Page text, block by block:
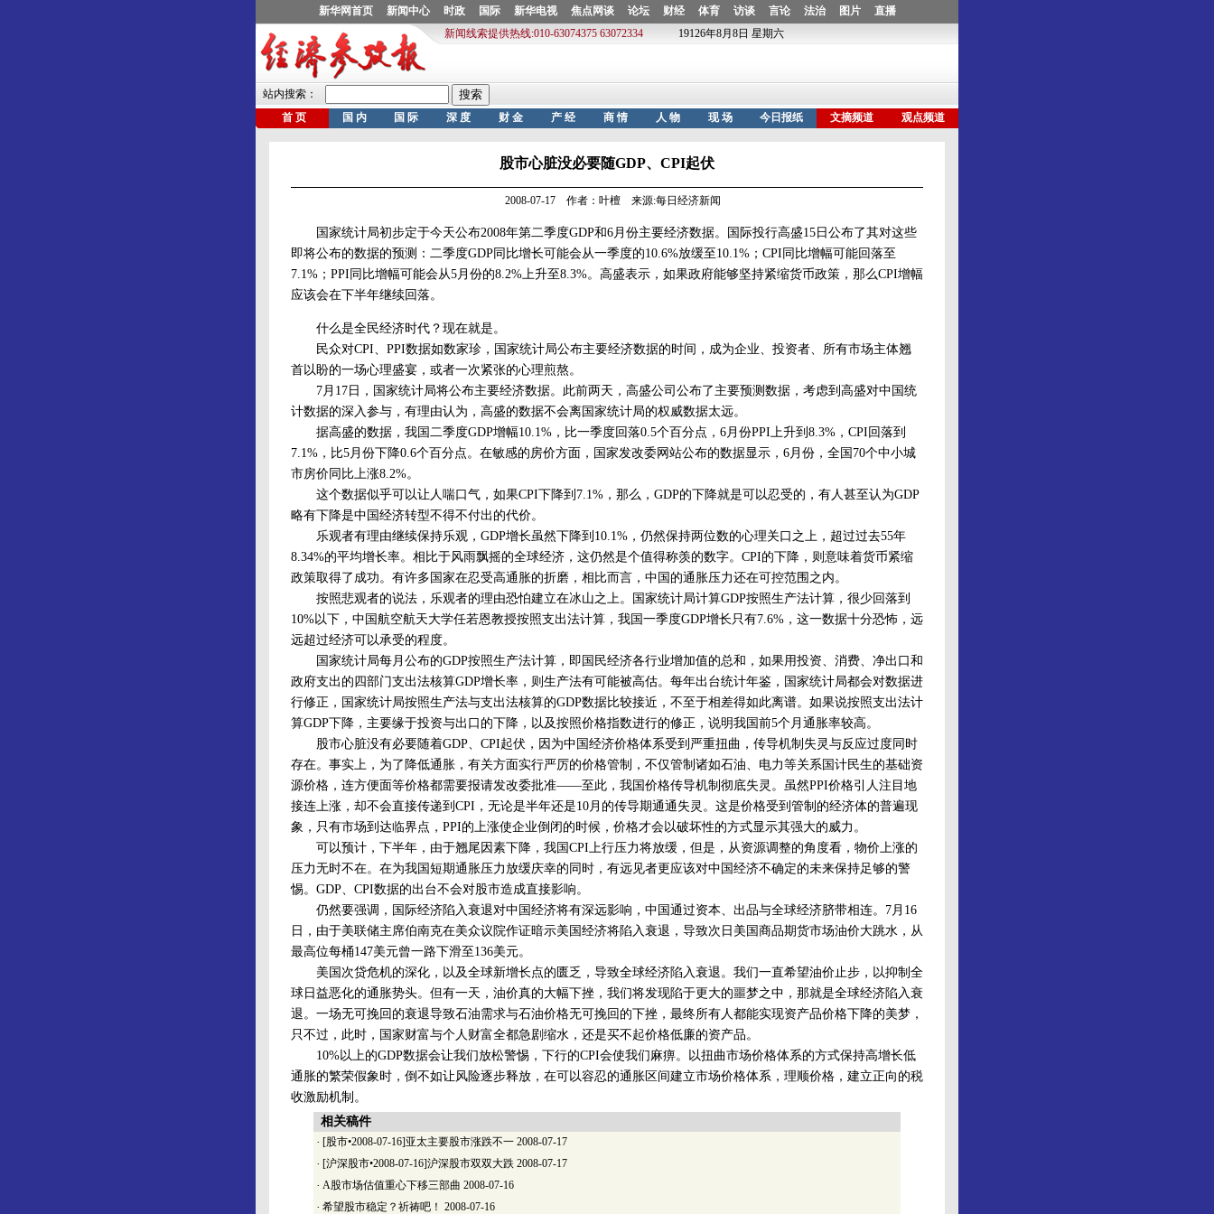
股市心脏没必要随GDP、CPI起伏
2008-07-17 作者：叶檀 来源:每日经济新闻
国家统计局初步定于今天公布2008年第二季度GDP和6月份主要经济数据。国际投行高盛15日公布了其对这些
即将公布的数据的预测：二季度GDP同比增长可能会从一季度的10.6%放缓至10.1%；CPI同比增幅可能回落至
7.1%；PPI同比增幅可能会从5月份的8.2%上升至8.3%。高盛表示，如果政府能够坚持紧缩货币政策，那么CPI增幅
应该会在下半年继续回落。
什么是全民经济时代？现在就是。
民众对CPI、PPI数据如数家珍，国家统计局公布主要经济数据的时间，成为企业、投资者、所有市场主体翘
首以盼的一场心理盛宴，或者一次紧张的心理煎熬。
7月17日，国家统计局将公布主要经济数据。此前两天，高盛公司公布了主要预测数据，考虑到高盛对中国统
计数据的深入参与，有理由认为，高盛的数据不会离国家统计局的权威数据太远。
据高盛的数据，我国二季度GDP增幅10.1%，比一季度回落0.5个百分点，6月份PPI上升到8.3%，CPI回落到
7.1%，比5月份下降0.6个百分点。在敏感的房价方面，国家发改委网站公布的数据显示，6月份，全国70个中小城
市房价同比上涨8.2%。
这个数据似乎可以让人喘口气，如果CPI下降到7.1%，那么，GDP的下降就是可以忍受的，有人甚至认为GDP
略有下降是中国经济转型不得不付出的代价。
乐观者有理由继续保持乐观，GDP增长虽然下降到10.1%，仍然保持两位数的心理关口之上，超过过去55年
8.34%的平均增长率。相比于风雨飘摇的全球经济，这仍然是个值得称羡的数字。CPI的下降，则意味着货币紧缩
政策取得了成功。有许多国家在忍受高通胀的折磨，相比而言，中国的通胀压力还在可控范围之内。
按照悲观者的说法，乐观者的理由恐怕建立在冰山之上。国家统计局计算GDP按照生产法计算，很少回落到
10%以下，中国航空航天大学任若恩教授按照支出法计算，我国一季度GDP增长只有7.6%，这一数据十分恐怖，远
远超过经济可以承受的程度。
国家统计局每月公布的GDP按照生产法计算，即国民经济各行业增加值的总和，如果用投资、消费、净出口和
政府支出的四部门支出法核算GDP增长率，则生产法有可能被高估。每年出台统计年鉴，国家统计局都会对数据进
行修正，国家统计局按照生产法与支出法核算的GDP数据比较接近，不至于相差得如此离谱。如果说按照支出法计
算GDP下降，主要缘于投资与出口的下降，以及按照价格指数进行的修正，说明我国前5个月通胀率较高。
股市心脏没有必要随着GDP、CPI起伏，因为中国经济价格体系受到严重扭曲，传导机制失灵与反应过度同时
存在。事实上，为了降低通胀，有关方面实行严厉的价格管制，不仅管制诸如石油、电力等关系国计民生的基础资
源价格，连方便面等价格都需要报请发改委批准——至此，我国价格传导机制彻底失灵。虽然PPI价格引人注目地
接连上涨，却不会直接传递到CPI，无论是半年还是10月的传导期通通失灵。这是价格受到管制的经济体的普遍现
象，只有市场到达临界点，PPI的上涨使企业倒闭的时候，价格才会以破坏性的方式显示其强大的威力。
可以预计，下半年，由于翘尾因素下降，我国CPI上行压力将放缓，但是，从资源调整的角度看，物价上涨的
压力无时不在。在为我国短期通胀压力放缓庆幸的同时，有远见者更应该对中国经济不确定的未来保持足够的警
惕。GDP、CPI数据的出台不会对股市造成直接影响。
仍然要强调，国际经济陷入衰退对中国经济将有深远影响，中国通过资本、出品与全球经济脐带相连。7月16
日，由于美联储主席伯南克在美众议院作证暗示美国经济将陷入衰退，导致次日美国商品期货市场油价大跳水，从
最高位每桶147美元曾一路下滑至136美元。
美国次贷危机的深化，以及全球新增长点的匮乏，导致全球经济陷入衰退。我们一直希望油价止步，以抑制全
球日益恶化的通胀势头。但有一天，油价真的大幅下挫，我们将发现陷于更大的噩梦之中，那就是全球经济陷入衰
退。一场无可挽回的衰退导致石油需求与石油价格无可挽回的下挫，最终所有人都能实现资产品价格下降的美梦，
只不过，此时，国家财富与个人财富全都急剧缩水，还是买不起价格低廉的资产品。
10%以上的GDP数据会让我们放松警惕，下行的CPI会使我们麻痹。以扭曲市场价格体系的方式保持高增长低
通胀的繁荣假象时，倒不如让风险逐步释放，在可以容忍的通胀区间建立市场价格体系，理顺价格，建立正向的税
收激励机制。
相关稿件
· [股市•2008-07-16]亚太主要股市涨跌不一 2008-07-17
· [沪深股市•2008-07-16]沪深股市双双大跌 2008-07-17
· A股市场估值重心下移三部曲 2008-07-16
· 希望股市稳定？祈祷吧！ 2008-07-16